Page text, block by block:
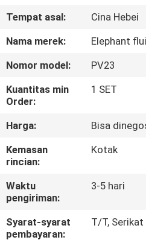
TENTANG
KAMI
TUR
PABRIK
KONTROL
KUALITAS
HUBUNGI
KAMI
Tempat asal:
Cina Hebei
Nama merek:
Elephant
Nomor model:
PV23
Kuantitas min
Order:
1 SET
Harga:
Bisa
Kemasan
rincian:
Kotak
Waktu
pengiriman:
3-5 hari
Syarat-syarat
pembayaran:
T/T, Serikat